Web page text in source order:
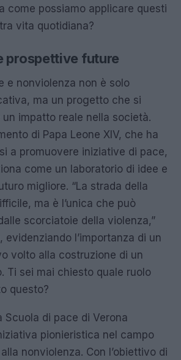
come possiamo applicare questi
vita quotidiana?
prospettive future
e nonviolenza non è solo
ma un progetto che si
impatto reale nella società.
di Papa Leone XIV, che ha
a promuovere iniziative di pace,
come un laboratorio di idee e
migliore. “La strada della
ma è l’unica che può
scorciatoie della violenza,”
evidenziando l’importanza di un
volto alla costruzione di un
Ti sei mai chiesto quale ruolo
questo?
Scuola di pace di Verona
pionieristica nel campo
nonviolenza. Con l’obiettivo di